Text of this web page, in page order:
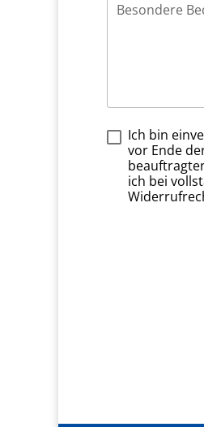
Besondere
Ich bin
vor Ende
ich bei